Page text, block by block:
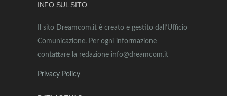
INFO SUL SITO
Il sito Dreamcom.it è creato e gestito dall’Ufficio
Comunicazione. Per ogni informazione
contattare la redazione info@dreamcom.it
Privacy Policy